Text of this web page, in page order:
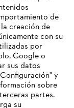
de
creación de
con su
por
Google o
sus datos
y
sobre
partes.
su